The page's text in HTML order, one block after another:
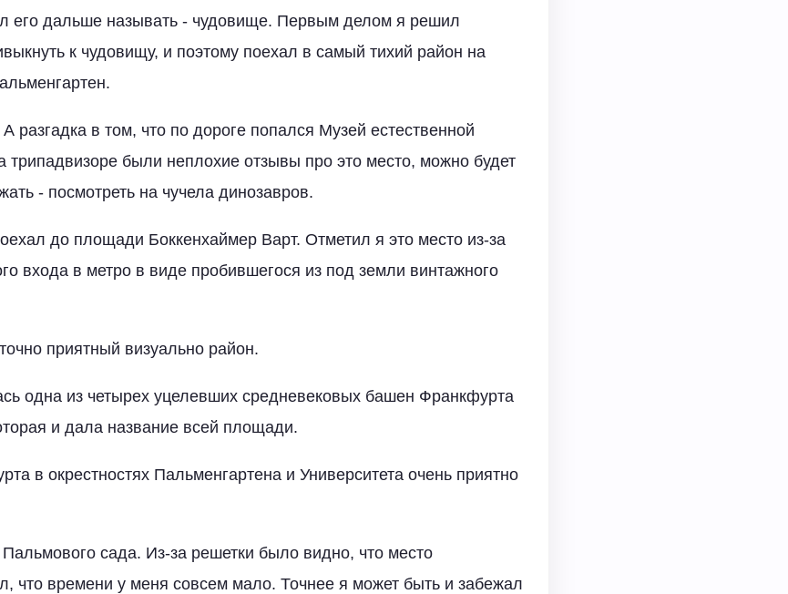
его дальше называть - чудовище. Первым делом я решил
к чудовищу, и поэтому поехал в самый тихий район на
разгадка в том, что по дороге попался Музей естественной
трипадвизоре были неплохие отзывы про это место, можно будет
- посмотреть на чучела динозавров.
до площади Боккенхаймер Варт. Отметил я это место из-за
входа в метро в виде пробившегося из под земли винтажного
приятный визуально район.
одна из четырех уцелевших средневековых башен Франкфурта
и дала название всей площади.
в окрестностях Пальменгартена и Университета очень приятно
сада. Из-за решетки было видно, что место
что времени у меня совсем мало. Точнее я может быть и забежал